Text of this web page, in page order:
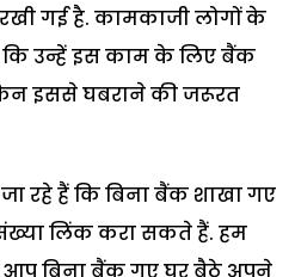
रखी गई है. कामकाजी लोगों के
कि उन्हें इस काम के लिए बैंक
इससे घबराने की जरूरत
रहे हैं कि बिना बैंक शाखा गए
लिंक करा सकते हैं. हम
बिना बैंक गए घर बैठे अपने